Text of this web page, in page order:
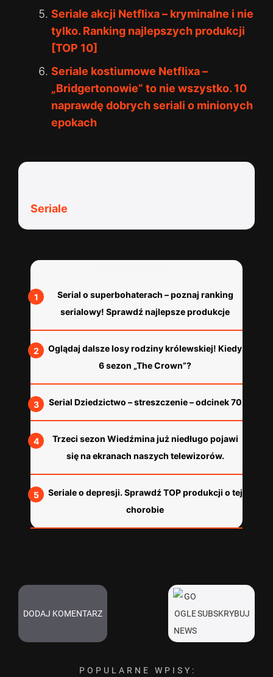
Seriale akcji Netflixa – kryminalne i nie
tylko. Ranking najlepszych produkcji
[TOP 10]
Seriale kostiumowe Netflixa –
„Bridgertonowie” to nie wszystko. 10
naprawdę dobrych seriali o minionych
epokach
Seriale
Serial o superbohaterach – poznaj ranking
serialowy! Sprawdź najlepsze produkcje
Oglądaj dalsze losy rodziny królewskiej! Kiedy
6 sezon „The Crown”?
Serial Dziedzictwo – streszczenie – odcinek 70
Trzeci sezon Wiedźmina już niedługo pojawi
się na ekranach naszych telewizorów.
Seriale o depresji. Sprawdź TOP produkcji o tej
chorobie
DODAJ KOMENTARZ SUBSKRYBUJ
POPULARNE WPISY: